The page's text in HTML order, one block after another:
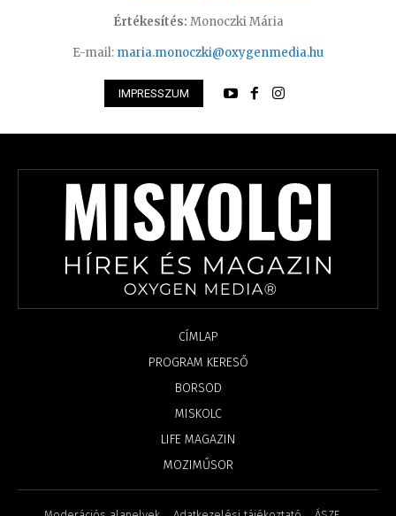
Értékesítés: Monoczki Mária
E-mail: maria.monoczki@oxygenmedia.hu
IMPRESSZUM
CÍMLAP
PROGRAM KERESŐ
BORSOD
MISKOLC
LIFE MAGAZIN
MOZIMŰSOR